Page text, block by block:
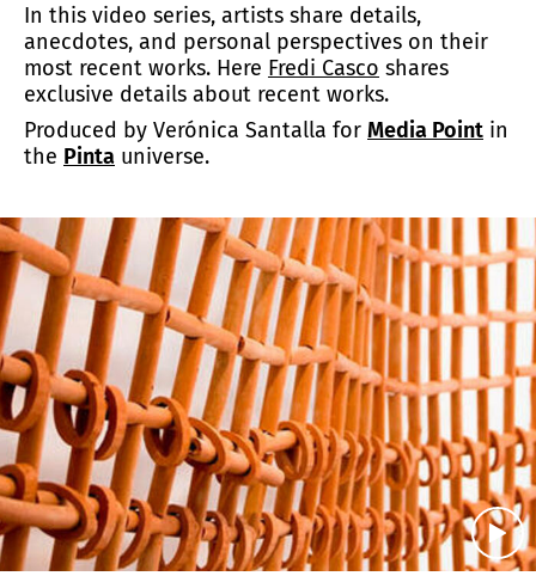
In this video series, artists share details,
anecdotes, and personal perspectives on their
most recent works. Here Fredi Casco shares
exclusive details about recent works.
Produced by Verónica Santalla for Media Point in
the Pinta universe.